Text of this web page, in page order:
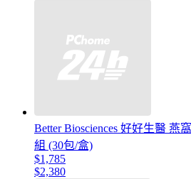
Better Biosciences 好好生醫 燕
組 (30包/盒)
$1,785
$2,380